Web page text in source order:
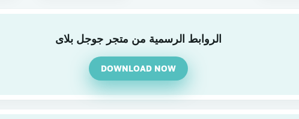
الروابط الرسمية من متجر جوجل بلاى
DOWNLOAD NOW